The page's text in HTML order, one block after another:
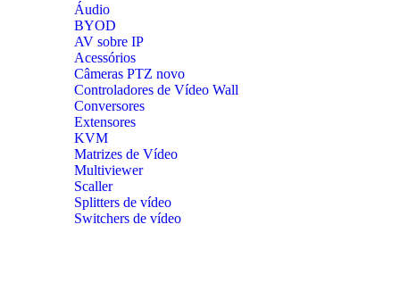
Áudio
BYOD
AV sobre IP
Acessórios
Câmeras PTZ novo
Controladores de Vídeo Wall
Conversores
Extensores
KVM
Matrizes de Vídeo
Multiviewer
Scaller
Splitters de vídeo
Switchers de vídeo